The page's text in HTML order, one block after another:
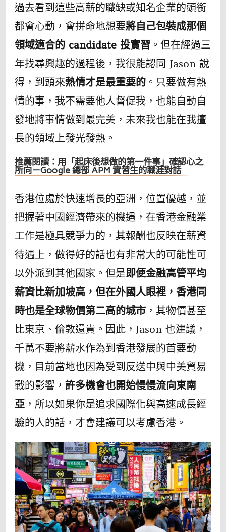
過去看到這些高薪的職缺或知名企業的頭銜
都會心動，會拼命地想要將自己包裝成那個
領域適合的 candidate 投實習 。但在經過三
年找尋興趣的過程後，我很能認同 Jason 說
得，到頭來熱情才是最重要的 。只要做有熱
情的事，我不需要他人督促我，也能自動自
發地將事情做到最完美，未來我也能在我擅
長的領域上發光發熱。
推薦閱讀：用「起床後想做的第一件事」確認心之
所向－Google 總部 APM 實習生的職涯對話
香港位處於快速增長的亞洲，位置優越，並
把握著中國經濟帶來的機遇，在香港金融業
工作是極具競爭力的，其報酬也反映在薪資
待遇上，做得好的話也有非常大的可能性可
以外派到其他國家。但是即便金融高管平均
薪資比新加坡高，但在外國人眼裡，香港同
時也是全球物價第二高的城市 ，其物價甚至
比東京、倫敦還貴。因此，Jason 也建議，
千萬不要將薪水作為到香港發展的首要動
機，目前當地也因為受到反送中與中美貿易
戰的影響， 許多機會也開始慢慢流向東南
亞 ，所以如果你是追求國際化與高速成長經
驗的人的話，才會建議可以考慮香港。